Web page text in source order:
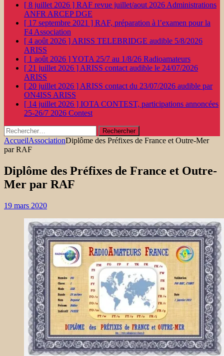
[ 8 juillet 2026 ] RAF revue juillet/aout 2026 Administrations
ANFR ARCEP DGE
[ 17 septembre 2021 ] RAF, préparation à l’examen pour la
F4 Association
[ 4 août 2026 ] ARISS TELEBRIDGE audible 5/8/2026
ARISS
[ 1 août 2026 ]YOTA 25/7 au 1/8/26 Radioamateurs
[ 21 juillet 2026 ] ARISS contact audible le 24/07/2026
ARISS
[ 20 juillet 2026 ] ARISS contact du 23/07/2026 audible par
ON4ISS ARISS
[ 14 juillet 2026 ] IOTA CONTEST, participations annoncées
25-26/7 2026 Contest
Rechercher :
AccueilAssociationDiplôme des Préfixes de France et Outre-Mer
par RAF
Diplôme des Préfixes de France et Outre-
Mer par RAF
19 mars 2020